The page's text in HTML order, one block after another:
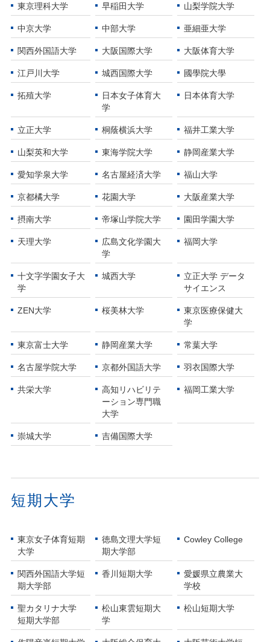
東京理科大学 早稲田大学 山梨学院大学
中京大学 中部大学 亜細亜大学
関西外国語大学 大阪国際大学 大阪体育大学
江戸川大学 城西国際大学 國學院大學
拓殖大学
日本女子体育大
学
日本体育大学
立正大学 桐蔭横浜大学 福井工業大学
山梨英和大学 東海学院大学 静岡産業大学
愛知学泉大学 名古屋経済大学 福山大学
京都橘大学 花園大学 大阪産業大学
摂南大学 帝塚山学院大学 園田学園大学
天理大学
広島文化学園大
学
福岡大学
十文字学園女子大
学
城西大学
立正大学 データ
サイエンス
ZEN大学 桜美林大学
東京医療保健大
学
東京富士大学 静岡産業大学 常葉大学
名古屋学院大学 京都外国語大学 羽衣国際大学
共栄大学
高知リハビリテ
ーション専門職
大学
福岡工業大学
崇城大学 吉備国際大学
短期大学
東京女子体育短期
大学
徳島文理大学短
期大学部
Cowley College
関西外国語大学短
期大学部
香川短期大学
愛媛県立農業大
学校
聖カタリナ大学
短期大学部
松山東雲短期大
学
松山短期大学